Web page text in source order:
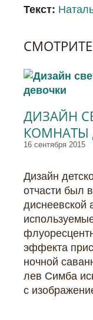
Текст:
ДИЗАЙН
КОМНАТЫ
16 сентября 2015
Дизайн
отчасти был
диснеевской
эффекта
ночной
лев Симба
с